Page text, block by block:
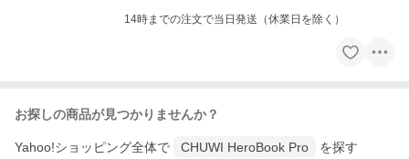
14時までの注文で当日発送（休業日を除く）
お探しの商品が見つかりませんか？
Yahoo!ショッピング全体で CHUWI HeroBook Pro を探す